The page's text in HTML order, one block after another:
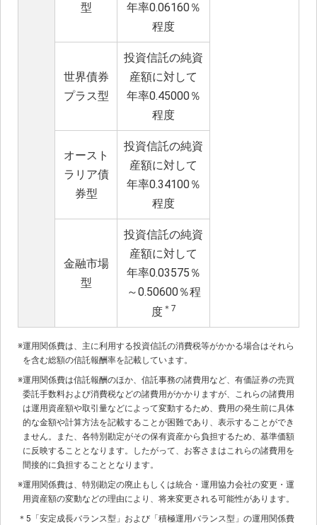
型
年率0.06160％
程度
世界債券
プラス型
投資信託の純資
産額に対して
年率0.45000％
程度
オースト
ラリア債
券型
投資信託の純資
産額に対して
年率0.34100％
程度
金融市場
型
投資信託の純資
産額に対して
年率0.03575％
～0.50600％程
度＊7
※運用関係費は、主に利用する投資信託の消費税等がかかる場合はそれら
を含む総額の信託報酬率を記載しています。
※運用関係費は信託報酬のほか、信託事務の諸費用など、有価証券の売買
委託手数料および消費税などの諸費用がかかりますが、これらの諸費用
は運用資産額や取引量などによって変動するため、費用の発生前に具体
的な金額や計算方法を記載することが困難であり、表示することができ
ません。また、各特別勘定がその保有資産から負担するため、基準価額
に反映することとなります。したがって、お客さまはこれらの諸費用を
間接的に負担することとなります。
※運用関係費は、特別勘定の廃止もしくは統合・運用協力会社の変更・運
用資産額の変動などの理由により、将来変更される可能性があります。
＊5 「安定成長バランス型」および「積極運用バランス型」の運用関係費